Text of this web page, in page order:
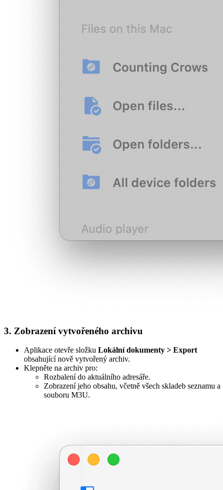
3. Zobrazení vytvořeného archivu
Aplikace otevře složku Lokální dokumenty > Export
obsahující nově vytvořený archiv.
Klepněte na archiv pro:
Rozbalení do aktuálního adresáře.
Zobrazení jeho obsahu, včetně všech skladeb seznamu a
souboru M3U.